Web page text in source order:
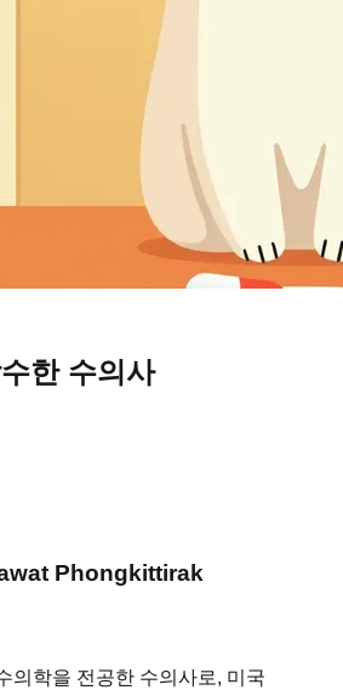
한 수의사
Phongkittirak
의학을 전공한 수의사로, 미국